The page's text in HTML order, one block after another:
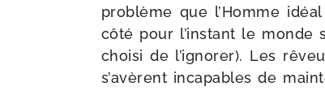
pro­blème que l’Homme
côté pour l’ins­tant le monde
choi­si de l’i­gno­rer). Les
s’a­vèrent inca­pables de